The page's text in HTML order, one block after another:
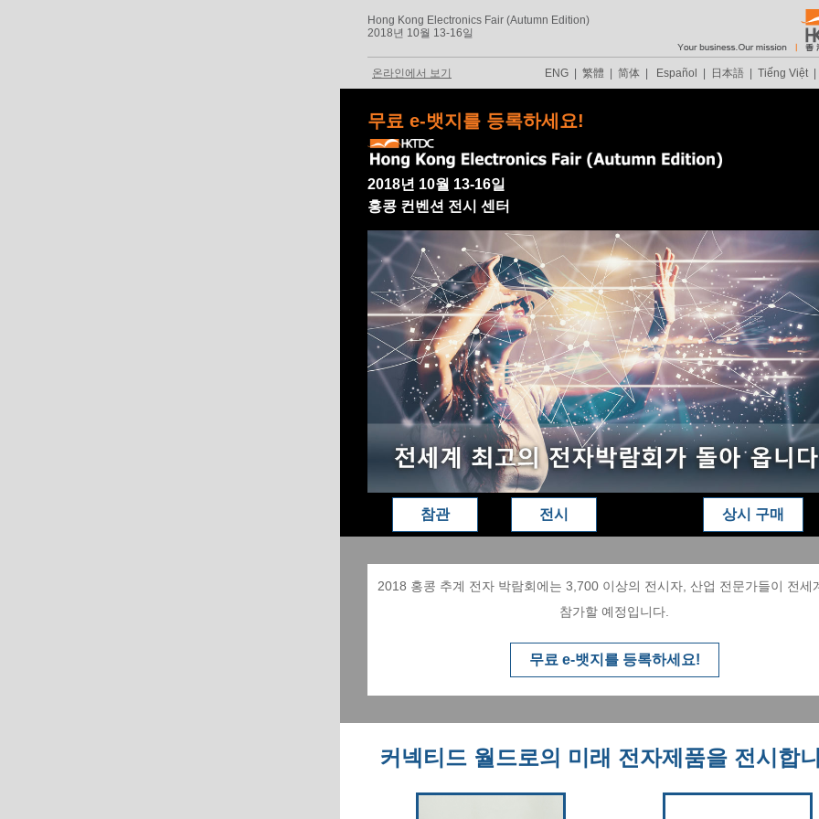
Hong Kong Electronics Fair (Autumn Edition)
2018년 10월 13-16일
온라인에서 보기 ENG 繁體 简体 Español 日本語 Tiếng Việt
무료 e-뱃지를 등록하세요!
2018년 10월 13-16일
홍콩 컨벤션 전시 센터
참관 전시 상시 구매
2018 홍콩 추계 전자 박람회에는 3,700 이상의 전시자, 산업 전문가들이 전세
참가할 예정입니다.
무료 e-뱃지를 등록하세요!
커넥티드 월드로의 미래 전자제품을 전시합